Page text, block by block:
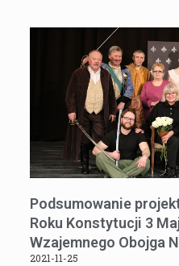
Podsumowanie
Roku Konstytucji 3
Wzajemnego Obojga
2021-11-25